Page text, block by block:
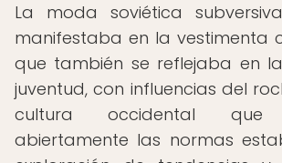
La moda soviética
manifestaba en la vestimenta
que también se reflejaba en
juventud, con influencias del
cultura occidental que
abiertamente las normas